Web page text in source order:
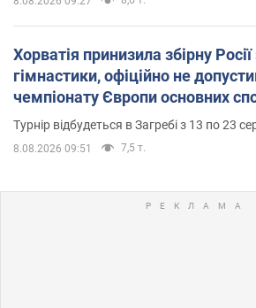
Хорватія принизила збірну Росії
гімнастики, офіційно не
чемпіонату Європи основних
Турнір відбудеться в Загребі з 13 по 23
8.08.2026 09:51 7,5 т.